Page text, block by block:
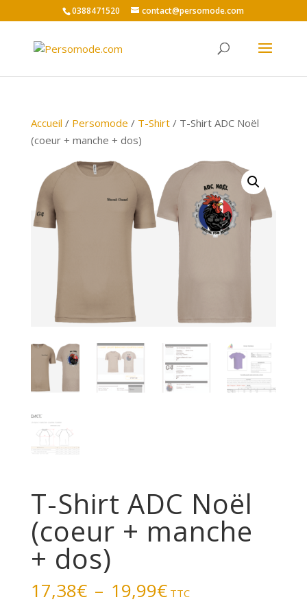
0388471520 contact@persomode.com
Accueil / Persomode / T-Shirt/ T-Shirt ADC Noël
(coeur + manche + dos)
T-Shirt ADC Noël
(coeur + manche
+ dos)
17,38€ – 19,99€Plage
TTC